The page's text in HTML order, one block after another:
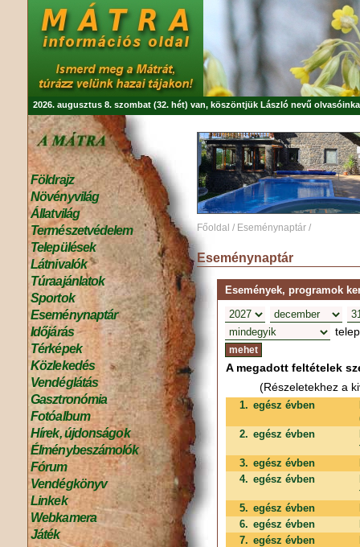
2026. augusztus 8. szombat (32. hét) van, köszöntjük László nevű
Földrajz
Növényvilág
Állatvilág
Természetvédelem
Települések
Látnivalók
Túraajánlatok
Sportok
Eseménynaptár
Időjárás
Térképek
Közlekedés
Vendéglátás
Gasztronómia
Fotóalbum
Hírek, újdonságok
Élménybeszámolók
Fórum
Vendégkönyv
Linkek
Webkamera
Játék
Főoldal / Eseménynaptár /
Eseménynaptár
Események, programok
A megadott feltételek
(Részeletekhez a
1. egész évben
2. egész évben
3. egész évben
4. egész évben
5. egész évben
6. egész évben
7. egész évben